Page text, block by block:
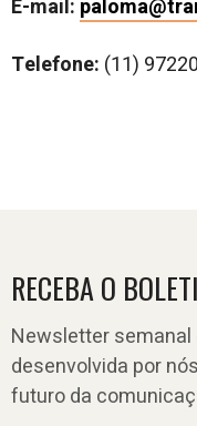
E-mail:
Telefone: (11)
RECEBA O
Newsletter
desenvolvida por
futuro da